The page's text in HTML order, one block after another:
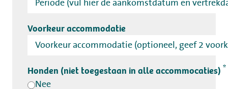
Voorkeur accommodatie
Honden (niet toegestaan in alle accommocaties) *
Nee